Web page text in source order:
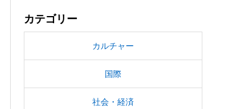
カテゴリー
カルチャー
国際
社会・経済